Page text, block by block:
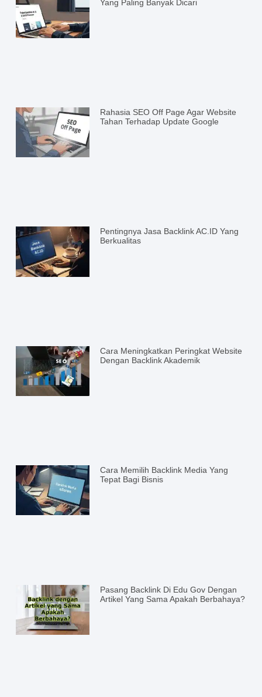
Yang Paling Banyak Dicari
Rahasia SEO Off Page Agar Website
Tahan Terhadap Update Google
Pentingnya Jasa Backlink AC.ID Yang
Berkualitas
Cara Meningkatkan Peringkat Website
Dengan Backlink Akademik
Cara Memilih Backlink Media Yang
Tepat Bagi Bisnis
Pasang Backlink Di Edu Gov Dengan
Artikel Yang Sama Apakah Berbahaya?